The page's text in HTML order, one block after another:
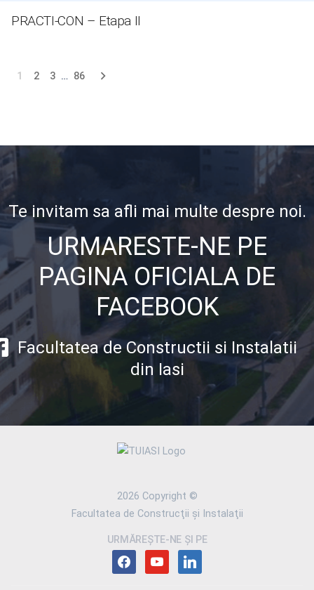
PRACTI-CON – Etapa II
1 2 3 … 86
Te invitam sa afli mai multe despre noi.
URMARESTE-NE PE
PAGINA OFICIALA DE
FACEBOOK
Facultatea de Constructii si Instalatii
din Iasi
2026 Copyright ©
Facultatea de Construcţii şi Instalaţii
URMĂREȘTE-NE ȘI PE
facebookyoutubelinkedin